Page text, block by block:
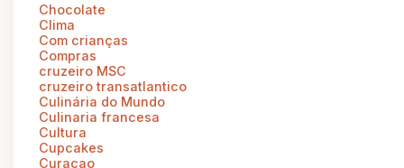
Chocolate
Clima
Com crianças
Compras
cruzeiro MSC
cruzeiro transatlantico
Culinária do Mundo
Culinaria francesa
Cultura
Cupcakes
Curaçao